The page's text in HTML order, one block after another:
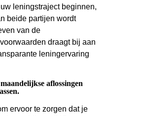
leningstraject beginnen,
beide partijen wordt
van de
draagt bij aan
leningervaring
aflossingen
ervoor te zorgen dat je